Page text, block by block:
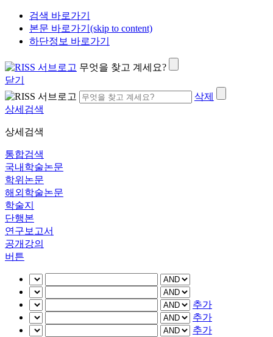
검색 바로가기
본문 바로가기(skip to content)
하단정보 바로가기
무엇을 찾고 계세요?
닫기
삭제
상세검색
상세검색
통합검색
국내학술논문
학위논문
해외학술논문
학술지
단행본
연구보고서
공개강의
버튼
추가
추가
추가